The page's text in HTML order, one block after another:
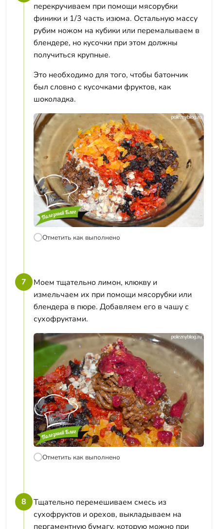
перекручиваем при помощи мясорубки
финики и 1/3 часть изюма. Остальную массу
рубим ножом на кубики или перемалываем в
блендере, но кусочки при этом должны
получиться крупные.
Это необходимо для того, чтобы батончик
был словно с кусочками фруктов, как
шоколадка.
Отметить как выполнено
7
Моем тщательно лимон, клюкву и
измельчаем их при помощи мясорубки или
блендера в пюре. Добавляем его в чашу с
сухофруктами.
Отметить как выполнено
8
Тщательно перемешиваем смесь из
сухофруктов и орехов, выкладываем на
пергаментную бумагу, которую можно при